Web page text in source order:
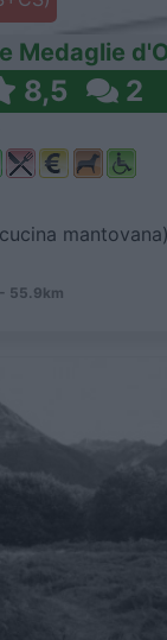
Medaglie
8,5 2
55.9km